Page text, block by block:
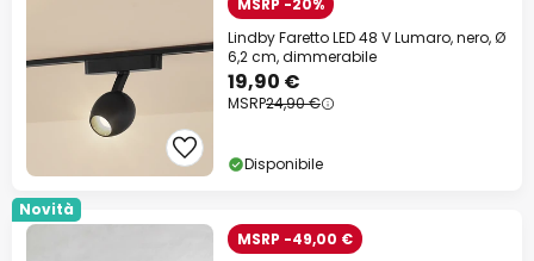
MSRP -20%
Lindby Faretto LED 48 V Lumaro, nero, Ø
6,2 cm, dimmerabile
19,90 €
MSRP24,90 €
Disponibile
Novità
MSRP -49,00 €